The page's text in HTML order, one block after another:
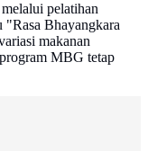
pelatihan
Bhayangkara
makanan
MBG tetap